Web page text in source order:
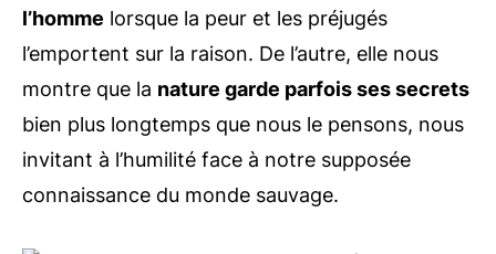
l’homme lorsque la peur et les préjugés
l’emportent sur la raison. De l’autre, elle nous
montre que la nature garde parfois ses secrets
bien plus longtemps que nous le pensons, nous
invitant à l’humilité face à notre supposée
connaissance du monde sauvage.